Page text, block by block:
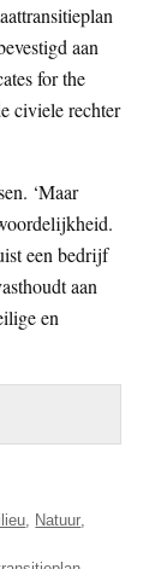
aan
for the
civiele rechter
‘Maar
een bedrijf
aan
en
, Natuur,